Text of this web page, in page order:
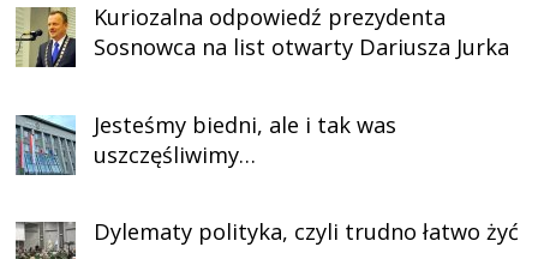
Kuriozalna odpowiedź prezydenta
Sosnowca na list otwarty Dariusza Jurka
Jesteśmy biedni, ale i tak was
uszczęśliwimy…
Dylematy polityka, czyli trudno łatwo żyć